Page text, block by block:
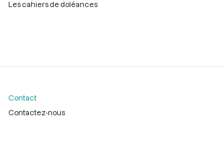
Les cahiers de doléances
Contact
Contactez-nous